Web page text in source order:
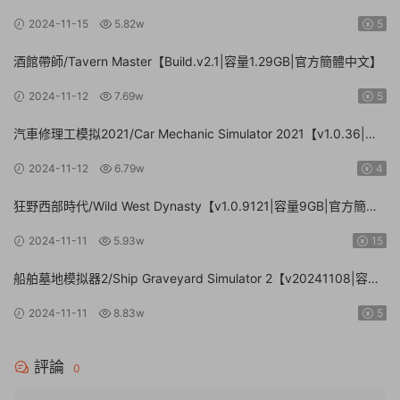
2024-11-15 5.82w 5
酒館帶師/Tavern Master【Build.v2.1|容量1.29GB|官方簡體中文】
2024-11-12 7.69w 5
汽車修理工模拟2021/Car Mechanic Simulator 2021【v1.0.36|集
2024-11-12 6.79w 4
狂野西部時代/Wild West Dynasty【v1.0.9121|容量9GB|官方簡體
2024-11-11 5.93w 15
船舶墓地模拟器2/Ship Graveyard Simulator 2【v20241108|容量
2024-11-11 8.83w 5
評論 0